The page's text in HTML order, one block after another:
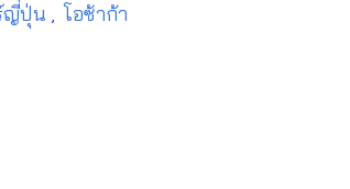
ญี่ปุ่น โอซ้าก้า